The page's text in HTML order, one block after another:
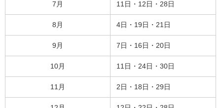
7月 11日・12日・28日
8月 4日・19日・21日
9月 7日・16日・20日
10月 11日・24日・30日
11月 2日・18日・29日